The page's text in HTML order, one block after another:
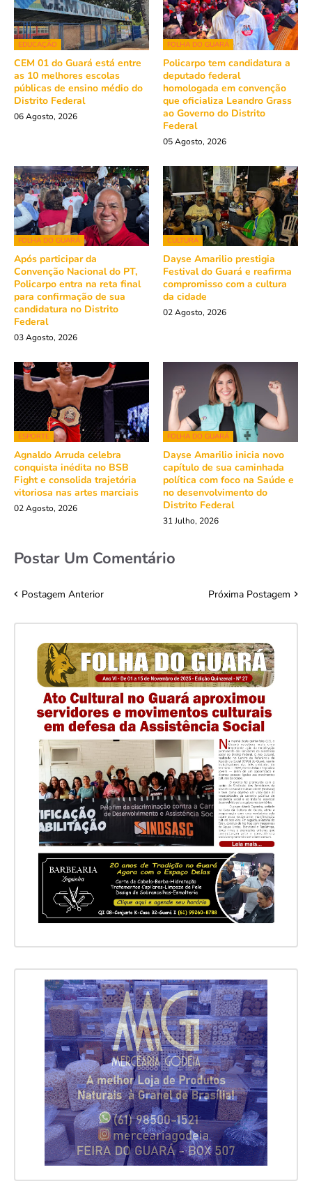
EDUCAÇÃO
CEM 01 do Guará está entre
as 10 melhores escolas
públicas de ensino médio do
Distrito Federal
06 Agosto, 2026
FOLHA DO GUARÁ
Policarpo tem candidatura a
deputado federal
homologada em convenção
que oficializa Leandro Grass
ao Governo do Distrito
Federal
05 Agosto, 2026
FOLHA DO GUARÁ
Após participar da
Convenção Nacional do PT,
Policarpo entra na reta final
para confirmação de sua
candidatura no Distrito
Federal
03 Agosto, 2026
CULTURA
Dayse Amarilio prestigia
Festival do Guará e reafirma
compromisso com a cultura
da cidade
02 Agosto, 2026
ESPORTE
Agnaldo Arruda celebra
conquista inédita no BSB
Fight e consolida trajetória
vitoriosa nas artes marciais
02 Agosto, 2026
FOLHA DO GUARÁ
Dayse Amarilio inicia novo
capítulo de sua caminhada
política com foco na Saúde e
no desenvolvimento do
Distrito Federal
31 Julho, 2026
Postar Um Comentário
Postagem Anterior Próxima Postagem